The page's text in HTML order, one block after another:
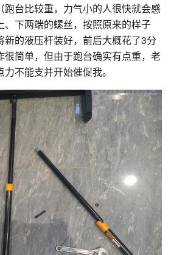
跑台比较重，力气小的人很快就会感
、下两端的螺丝，按照原来的样子
新的液压杆装好，前后大概花了3分
很简单，但由于跑台确实有点重，老
不能支并开始催促我。